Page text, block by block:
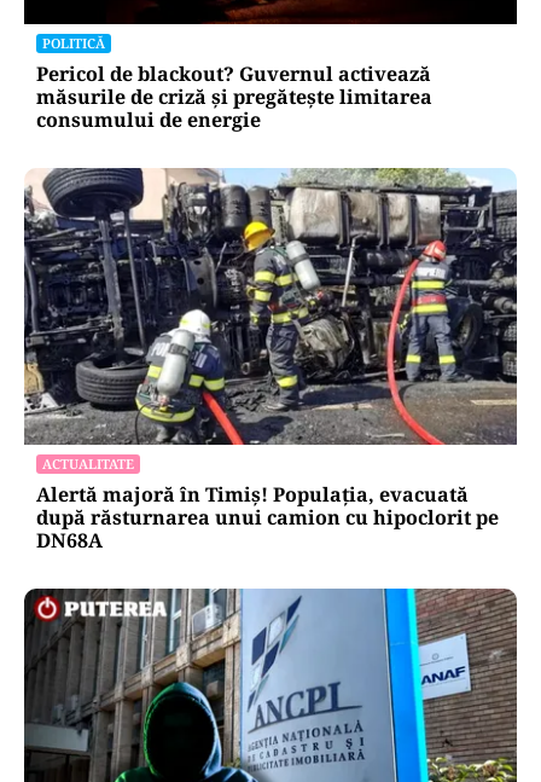
POLITICĂ
Pericol de blackout? Guvernul activează
măsurile de criză și pregătește limitarea
consumului de energie
ACTUALITATE
Alertă majoră în Timiș! Populația, evacuată
după răsturnarea unui camion cu hipoclorit pe
DN68A